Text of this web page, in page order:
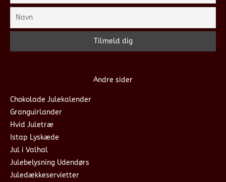
Andre sider
Chokolade Julekalender
Granguirlander
Hvid Juletræ
Istap Lyskæde
Jul i Valhal
Julebelysning Udendørs
Juledækkeservietter